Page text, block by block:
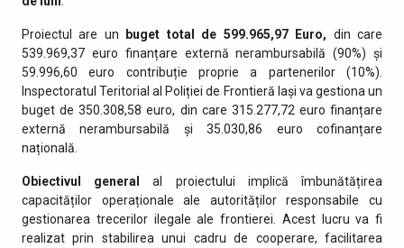
Proiectul are un buget total de 599.965,97 Euro, din care
539.969,37 euro finanțare externă nerambursabilă (90%) și
59.996,60 euro contribuție proprie a partenerilor (10%).
Inspectoratul Teritorial al Poliției de Frontieră Iași va gestiona un
buget de 350.308,58 euro, din care 315.277,72 euro finanțare
externă nerambursabilă și 35.030,86 euro cofinanțare
națională.
Obiectivul general
al proiectului implică îmbunătățirea
capacităților operaționale ale autorităților responsabile cu
gestionarea trecerilor ilegale ale frontierei. Acest lucru va fi
realizat prin stabilirea unui cadru de cooperare, facilitarea